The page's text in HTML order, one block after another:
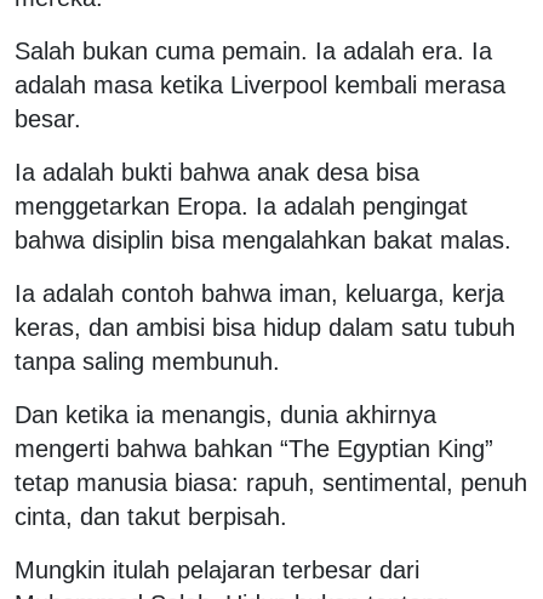
Salah bukan cuma pemain. Ia adalah era. Ia
adalah masa ketika Liverpool kembali merasa
besar.
Ia adalah bukti bahwa anak desa bisa
menggetarkan Eropa. Ia adalah pengingat
bahwa disiplin bisa mengalahkan bakat malas.
Ia adalah contoh bahwa iman, keluarga, kerja
keras, dan ambisi bisa hidup dalam satu tubuh
tanpa saling membunuh.
Dan ketika ia menangis, dunia akhirnya
mengerti bahwa bahkan “The Egyptian King”
tetap manusia biasa: rapuh, sentimental, penuh
cinta, dan takut berpisah.
Mungkin itulah pelajaran terbesar dari